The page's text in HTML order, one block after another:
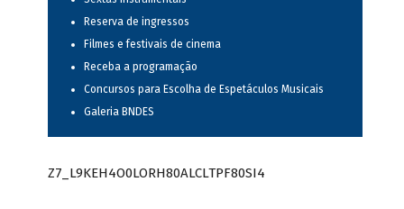
Reserva de ingressos
Filmes e festivais de cinema
Receba a programação
Concursos para Escolha de Espetáculos Musicais
Galeria BNDES
Z7_L9KEH4O0LORH80ALCLTPF80SI4